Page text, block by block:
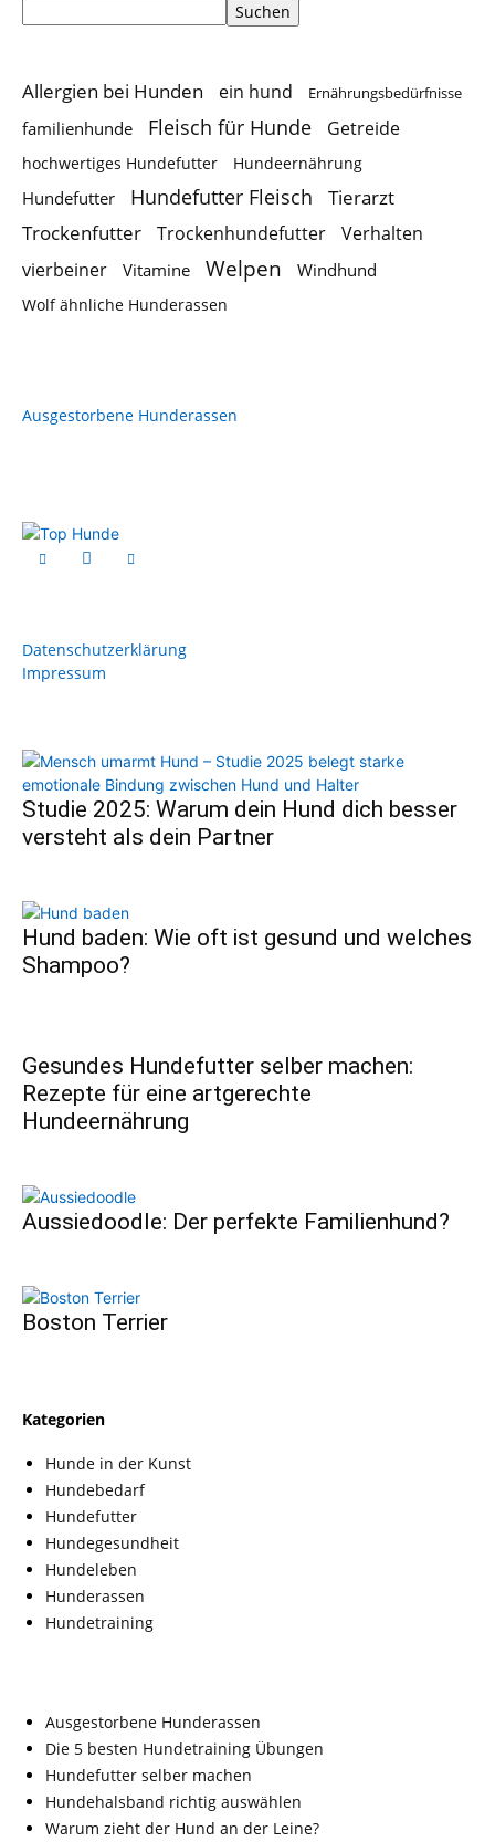
Suchen
Allergien bei Hunden ein hund Ernährungsbedürfnisse
familienhunde Fleisch für Hunde Getreide
hochwertiges Hundefutter Hundeernährung
Hundefutter Hundefutter Fleisch
Tierarzt
Trockenfutter
Trockenhundefutter
Verhalten
vierbeiner
Vitamine Welpen Windhund
Wolf ähnliche Hunderassen
Ausgestorbene Hunderassen
Datenschutzerklärung
Impressum
Studie 2025: Warum dein Hund dich besser
versteht als dein Partner
Hund baden: Wie oft ist gesund und welches
Shampoo?
Gesundes Hundefutter selber machen:
Rezepte für eine artgerechte
Hundeernährung
Aussiedoodle: Der perfekte Familienhund?
Boston Terrier
Kategorien
Hunde in der Kunst
Hundebedarf
Hundefutter
Hundegesundheit
Hundeleben
Hunderassen
Hundetraining
Ausgestorbene Hunderassen
Die 5 besten Hundetraining Übungen
Hundefutter selber machen
Hundehalsband richtig auswählen
Warum zieht der Hund an der Leine?